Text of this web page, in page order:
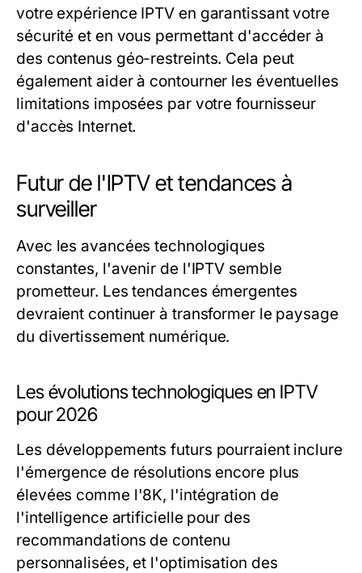
votre expérience IPTV en garantissant votre
sécurité et en vous permettant d'accéder à
des contenus géo-restreints. Cela peut
également aider à contourner les éventuelles
limitations imposées par votre fournisseur
d'accès Internet.
Futur de l'IPTV et tendances à
surveiller
Avec les avancées technologiques
constantes, l'avenir de l'IPTV semble
prometteur. Les tendances émergentes
devraient continuer à transformer le paysage
du divertissement numérique.
Les évolutions technologiques en IPTV
pour 2026
Les développements futurs pourraient inclure
l'émergence de résolutions encore plus
élevées comme l'8K, l'intégration de
l'intelligence artificielle pour des
recommandations de contenu
personnalisées, et l'optimisation des